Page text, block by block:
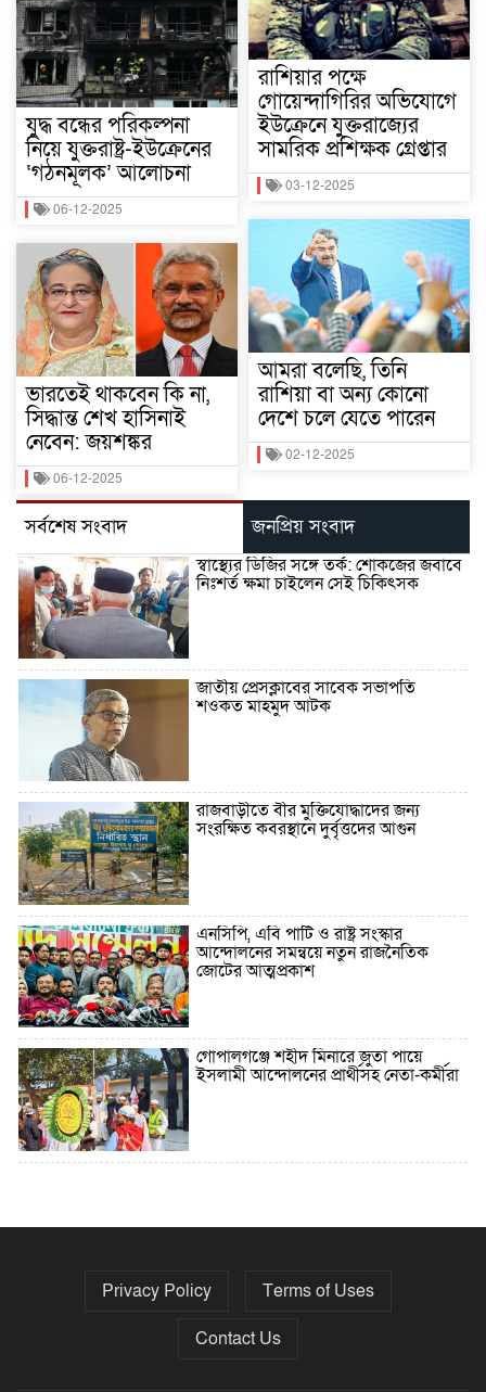
যুদ্ধ বন্ধের পরিকল্পনা
নিয়ে যুক্তরাষ্ট্র-ইউক্রেনের
‘গঠনমূলক’ আলোচনা
06-12-2025
ভারতেই থাকবেন কি না,
সিদ্ধান্ত শেখ হাসিনাই
নেবেন: জয়শঙ্কর
06-12-2025
রাশিয়ার পক্ষে
গোয়েন্দাগিরির অভিযোগে
ইউক্রেনে যুক্তরাজ্যের
সামরিক প্রশিক্ষক গ্রেপ্তার
03-12-2025
আমরা বলেছি, তিনি
রাশিয়া বা অন্য কোনো
দেশে চলে যেতে পারেন
02-12-2025
সর্বশেষ সংবাদ জনপ্রিয় সংবাদ
স্বাস্থ্যের ডিজির সঙ্গে তর্ক: শোকজের জবাবে
নিঃশর্ত ক্ষমা চাইলেন সেই চিকিৎসক
জাতীয় প্রেসক্লাবের সাবেক সভাপতি
শওকত মাহমুদ আটক
রাজবাড়ীতে বীর মুক্তিযোদ্ধাদের জন্য
সংরক্ষিত কবরস্থানে দুর্বৃত্তদের আগুন
এনসিপি, এবি পার্টি ও রাষ্ট্র সংস্কার
আন্দোলনের সমন্বয়ে নতুন রাজনৈতিক
জোটের আত্মপ্রকাশ
গোপালগঞ্জে শহীদ মিনারে জুতা পায়ে
ইসলামী আন্দোলনের প্রার্থীসহ নেতা-কর্মীরা
নির্বাচনের তফসিল ৮-১৫ ডিসেম্বরের মধ্যে
Privacy Policy
Terms of Uses
Contact Us